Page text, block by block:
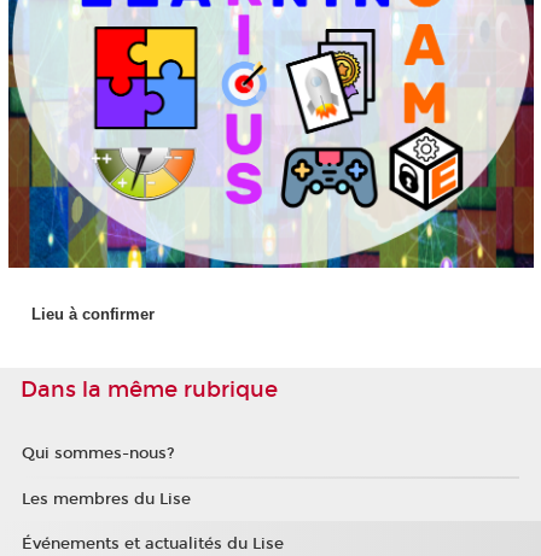
Lieu à confirmer
Dans la même rubrique
Qui sommes-nous?
Les membres du Lise
Événements et actualités du Lise